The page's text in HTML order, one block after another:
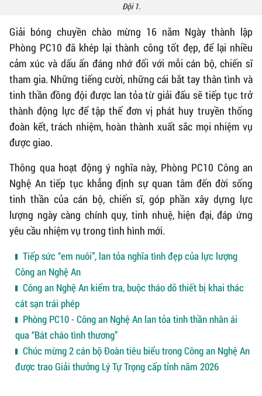
Đội 1.
Giải bóng chuyền chào mừng 16 năm Ngày thành lập
Phòng PC10 đã khép lại thành công tốt đẹp, để lại nhiều
cảm xúc và dấu ấn đáng nhớ đối với mỗi cán bộ, chiến sĩ
tham gia. Những tiếng cười, những cái bắt tay thân tình và
tinh thần đồng đội được lan tỏa từ giải đấu sẽ tiếp tục trở
thành động lực để tập thể đơn vị phát huy truyền thống
đoàn kết, trách nhiệm, hoàn thành xuất sắc mọi nhiệm vụ
được giao.
Thông qua hoạt động ý nghĩa này, Phòng PC10 Công an
Nghệ An tiếp tục khẳng định sự quan tâm đến đời sống
tinh thần của cán bộ, chiến sĩ, góp phần xây dựng lực
lượng ngày càng chính quy, tinh nhuệ, hiện đại, đáp ứng
yêu cầu nhiệm vụ trong tình hình mới.
Tiếp sức “em nuôi”, lan tỏa nghĩa tình đẹp của lực lượng
Công an Nghệ An
Công an Nghệ An kiểm tra, buộc tháo dỡ thiết bị khai thác
cát sạn trái phép
Phòng PC10 - Công an Nghệ An lan tỏa tinh thần nhân ái
qua “Bát cháo tình thương”
Chúc mừng 2 cán bộ Đoàn tiêu biểu trong Công an Nghệ An
được trao Giải thưởng Lý Tự Trọng cấp tỉnh năm 2026